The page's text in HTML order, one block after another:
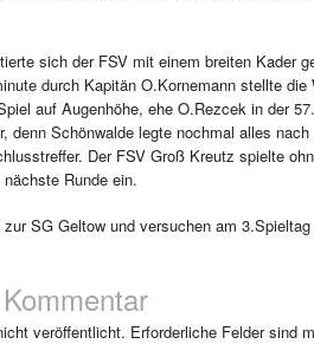
sich der FSV mit einem breiten Kader
durch Kapitän O.Kornemann stellte
auf Augenhöhe, ehe O.Rezcek in der
denn Schönwalde legte nochmal alles
Der FSV Groß Kreutz spielte
Runde ein.
SG Geltow und versuchen am
veröffentlicht. Erforderliche Felder sind